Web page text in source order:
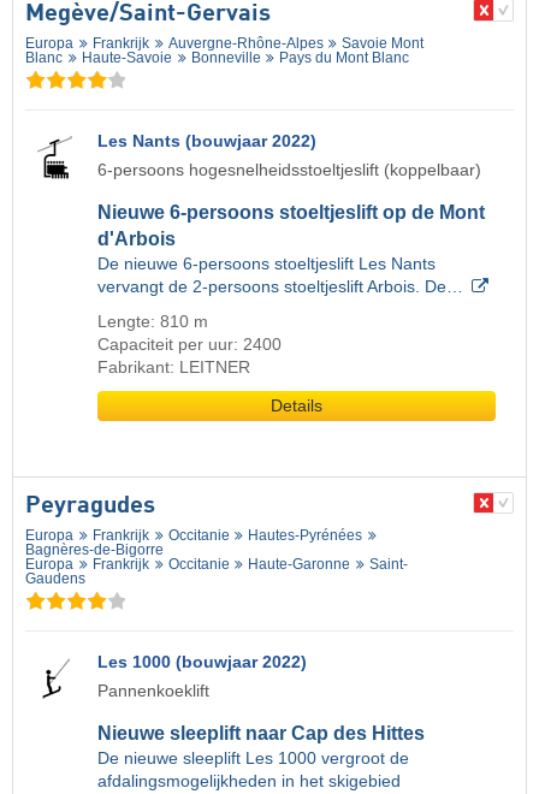
Megève/​Saint-Gervais
Europa Frankrijk Auvergne-Rhône-Alpes
Savoie Mont
Blanc
Haute-Savoie Bonneville Pays du Mont Blanc
Les Nants (bouwjaar 2022)
6-persoons hogesnelheidsstoeltjeslift (koppelbaar)
Nieuwe 6-persoons stoeltjeslift op de Mont
d'Arbois
De nieuwe 6-persoons stoeltjeslift Les Nants
vervangt de 2-persoons stoeltjeslift Arbois. De…
Lengte: 810 m
Capaciteit per uur: 2400
Fabrikant: LEITNER
Details
Peyragudes
Europa Frankrijk Occitanie
Hautes-Pyrénées
Bagnères-de-Bigorre
Europa
Frankrijk Occitanie Haute-Garonne
Saint-
Gaudens
Les 1000 (bouwjaar 2022)
Pannenkoeklift
Nieuwe sleeplift naar Cap des Hittes
De nieuwe sleeplift Les 1000 vergroot de
afdalingsmogelijkheden in het skigebied